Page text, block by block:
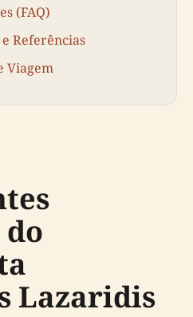
(FAQ)
Referências
Viagem
Lazaridis